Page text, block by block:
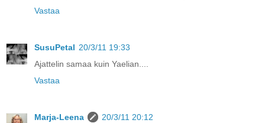
Vastaa
SusuPetal 20/3/11 19:33
Ajattelin samaa kuin Yaelian....
Vastaa
Marja-Leena
20/3/11 20:12